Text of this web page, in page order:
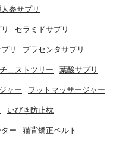
参サプリ
セラミドサプリ
リ プラセンタサプリ
チェストツリー 葉酸サプリ
ャー フットマッサージャー
いびき防止枕
ー 猫背矯正ベルト